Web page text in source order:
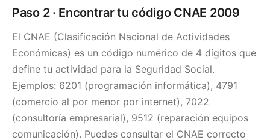
Paso 2 · Encontrar tu código CNAE 2009
El CNAE (Clasificación Nacional de Actividades
Económicas) es un código numérico de 4 dígitos que
define tu actividad para la Seguridad Social.
Ejemplos: 6201 (programación informática), 4791
(comercio al por menor por internet), 7022
(consultoría empresarial), 9512 (reparación equipos
comunicación). Puedes consultar el CNAE correcto